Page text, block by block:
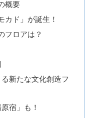
概要
カド」が誕生！
フロアは？
新たな文化創造フ
宿」も！